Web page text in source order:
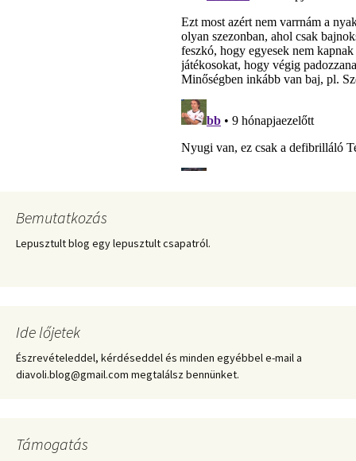
Bemutatkozás
Lepusztult blog egy lepusztult csapatról.
Ide lőjetek
Észrevételeddel, kérdéseddel és minden egyébbel e-mail a
diavoli.blog@gmail.com megtalálsz bennünket.
Támogatás